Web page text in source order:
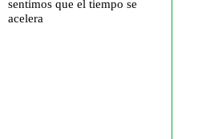
sentimos que el tiempo se
acelera